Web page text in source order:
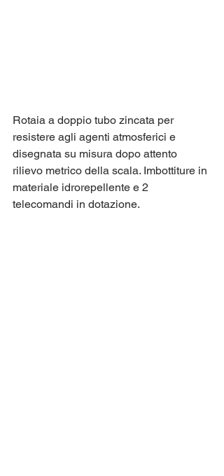
Rotaia a doppio tubo zincata per
resistere agli agenti atmosferici e
disegnata su misura dopo attento
rilievo metrico della scala. Imbottiture in
materiale idrorepellente e 2
telecomandi in dotazione.